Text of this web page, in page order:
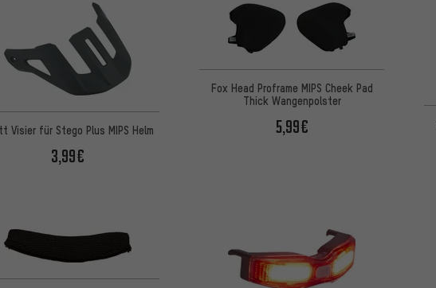
Visier für Stego Plus MIPS Helm
3,99€
Fox Head Proframe MIPS Cheek Pad
Thick Wangenpolster
5,99€